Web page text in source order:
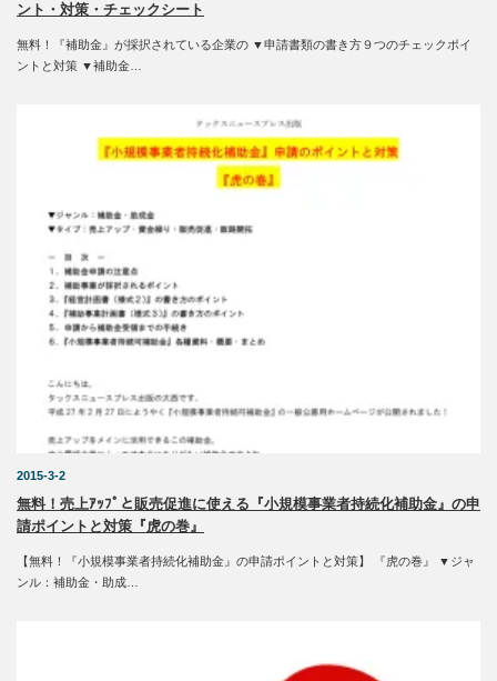
ント・対策・チェックシート
無料！『補助金』が採択されている企業の ▼申請書類の書き方９つのチェックポイ
ントと対策 ▼補助金…
2015-3-2
無料！売上ｱｯﾌﾟと販売促進に使える『小規模事業者持続化補助金』の申
請ポイントと対策『虎の巻』
【無料！『小規模事業者持続化補助金』の申請ポイントと対策】 『虎の巻』 ▼ジャ
ンル：補助金・助成…